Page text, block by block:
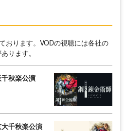
おります。VODの視聴には各社の
ります。
秋楽公演
千秋楽公演